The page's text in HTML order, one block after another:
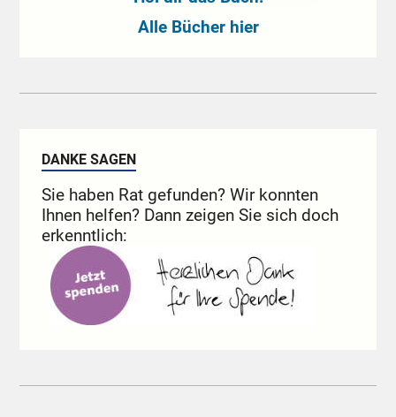
Alle Bücher hier
DANKE SAGEN
Sie haben Rat gefunden? Wir konnten
Ihnen helfen? Dann zeigen Sie sich doch
erkenntlich: